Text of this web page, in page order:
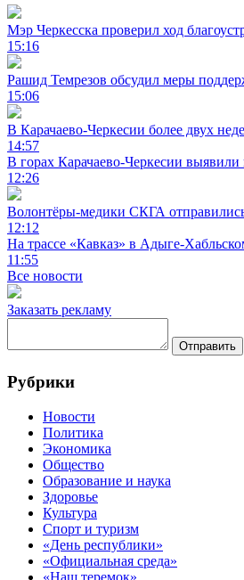
Мэр Черкесска проверил ход
15:16
Рашид Темрезов обсудил меры
15:06
В Карачаево-Черкесии более двух
14:57
В горах Карачаево-Черкесии
12:26
Волонтёры-медики СКГА
12:12
На трассе «Кавказ» в Адыге-
11:55
Все новости
Заказать рекламу
Отправить
Рубрики
Новости
Политика
Экономика
Общество
Образование и наука
Здоровье
Культура
Спорт и туризм
«День республики»
«Официальная среда»
«Наш теремок»